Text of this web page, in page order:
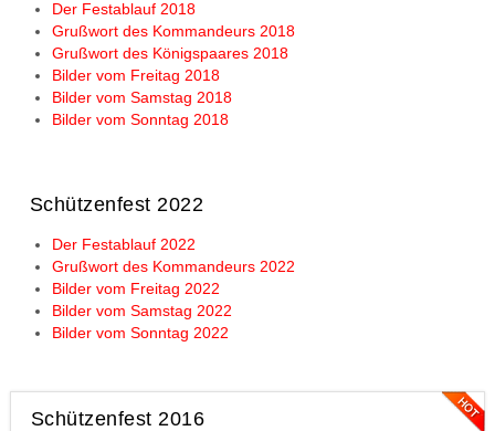
Der Festablauf 2018
Grußwort des Kommandeurs 2018
Grußwort des Königspaares 2018
Bilder vom Freitag 2018
Bilder vom Samstag 2018
Bilder vom Sonntag 2018
Schützenfest 2022
Der Festablauf 2022
Grußwort des Kommandeurs 2022
Bilder vom Freitag 2022
Bilder vom Samstag 2022
Bilder vom Sonntag 2022
Schützenfest 2016